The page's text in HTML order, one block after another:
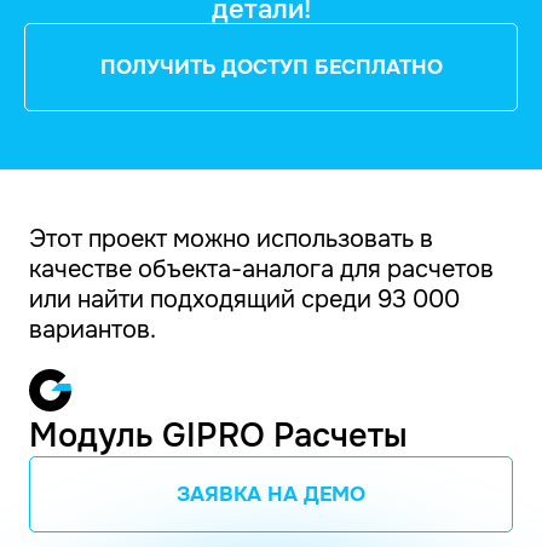
детали!
ПОЛУЧИТЬ ДОСТУП БЕСПЛАТНО
Этот проект можно использовать в
качестве объекта-аналога для расчетов
или найти подходящий среди 93 000
вариантов.
Модуль GIPRO Расчеты
ЗАЯВКА НА ДЕМО